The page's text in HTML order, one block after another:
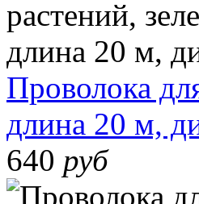
Проволока
длина 20 м,
640 руб